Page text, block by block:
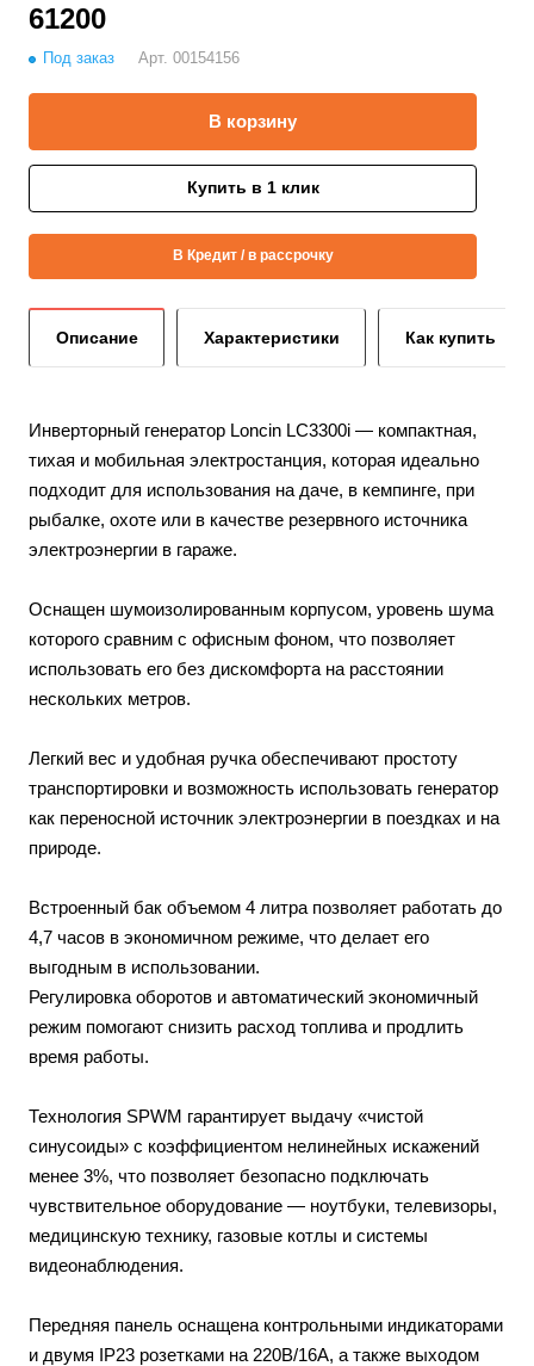
61200
Под заказ Арт. 00154156
В корзину
Купить в 1 клик
В Кредит / в рассрочку
Описание Характеристики Как купить
Инверторный генератор Loncin LC3300i — компактная,
тихая и мобильная электростанция, которая идеально
подходит для использования на даче, в кемпинге, при
рыбалке, охоте или в качестве резервного источника
электроэнергии в гараже.
Оснащен шумоизолированным корпусом, уровень шума
которого сравним с офисным фоном, что позволяет
использовать его без дискомфорта на расстоянии
нескольких метров.
Легкий вес и удобная ручка обеспечивают простоту
транспортировки и возможность использовать генератор
как переносной источник электроэнергии в поездках и на
природе.
Встроенный бак объемом 4 литра позволяет работать до
4,7 часов в экономичном режиме, что делает его
выгодным в использовании.
Регулировка оборотов и автоматический экономичный
режим помогают снизить расход топлива и продлить
время работы.
Технология SPWM гарантирует выдачу «чистой
синусоиды» с коэффициентом нелинейных искажений
менее 3%, что позволяет безопасно подключать
чувствительное оборудование — ноутбуки, телевизоры,
медицинскую технику, газовые котлы и системы
видеонаблюдения.
Передняя панель оснащена контрольными индикаторами
и двумя IP23 розетками на 220В/16А, а также выходом